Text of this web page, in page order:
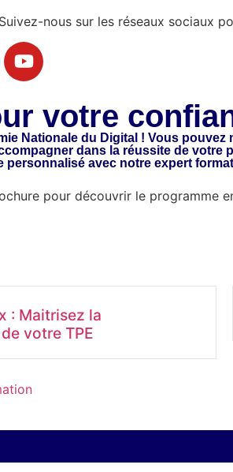
Suivez-nous sur les réseaux sociaux
votre
Nationale du Digital ! Vous
dans la réussite de votre
personnalisé avec notre expert
pour découvrir le programme
: Maitrisez la
votre TPE